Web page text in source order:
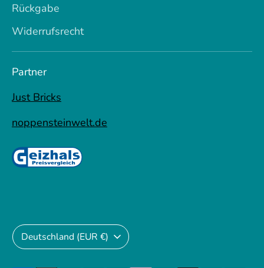
Rückgabe
Widerrufsrecht
Partner
Just Bricks
noppensteinwelt.de
Währung
Deutschland (EUR €)